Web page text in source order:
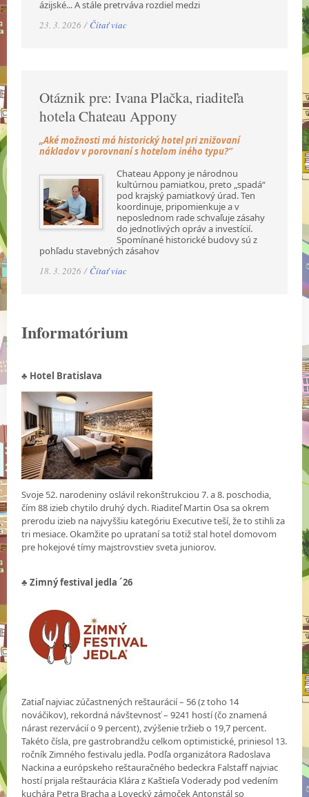
ázijské... A stále pretrváva rozdiel medzi
23. 3. 2026 / Čítať viac
Otáznik pre: Ivana Plačka, riaditeľa
hotela Chateau Appony
„Aké možnosti má historický hotel pri znižovaní
nákladov v porovnaní s hotelom iného typu?“
Chateau Appony je národnou
kultúrnou pamiatkou, preto „spadá“
pod krajský pamiatkový úrad. Ten
koordinuje, pripomienkuje a v
neposlednom rade schvaľuje zásahy
do jednotlivých opráv a investícií.
Spomínané historické budovy sú z
pohľadu stavebných zásahov
18. 3. 2026 / Čítať viac
Informatórium
♣ Hotel Bratislava
Svoje 52. narodeniny oslávil rekonštrukciou 7. a 8. poschodia,
čím 88 izieb chytilo druhý dych. Riaditeľ Martin Osa sa okrem
prerodu izieb na najvyššiu kategóriu Executive teší, že to stihli za
tri mesiace. Okamžite po uprataní sa totiž stal hotel domovom
pre hokejové tímy majstrovstiev sveta juniorov.
♣ Zimný festival jedla ´26
Zatiaľ najviac zúčastnených reštaurácií – 56 (z toho 14
nováčikov), rekordná návštevnosť – 9241 hostí (čo znamená
nárast rezervácií o 9 percent), zvýšenie tržieb o 19,7 percent.
Takéto čísla, pre gastrobrandžu celkom optimistické, priniesol 13.
ročník Zimného festivalu jedla. Podľa organizátora Radoslava
Nackina a európskeho reštauračného bedeckra Falstaff najviac
hostí prijala reštaurácia Klára z Kaštieľa Voderady pod vedením
kuchára Petra Bracha a Lovecký zámoček Antonstál so